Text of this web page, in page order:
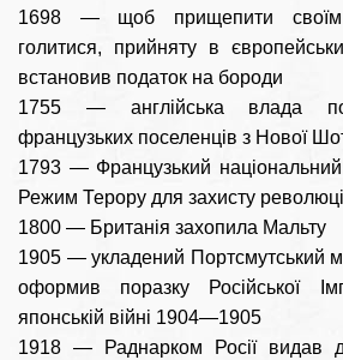
1698 — щоб прищепити своїм
голитися, прийняту в
встановив податок на бороди
1755 — англійська влада
французьких поселенців з Нової
1793 — Французький
Режим Терору для захисту
1800 — Британія захопила Мальту
1905 — укладений Портсмутський
оформив поразку Російської
японській війні 1904—1905
1918 — Раднарком Росії видав